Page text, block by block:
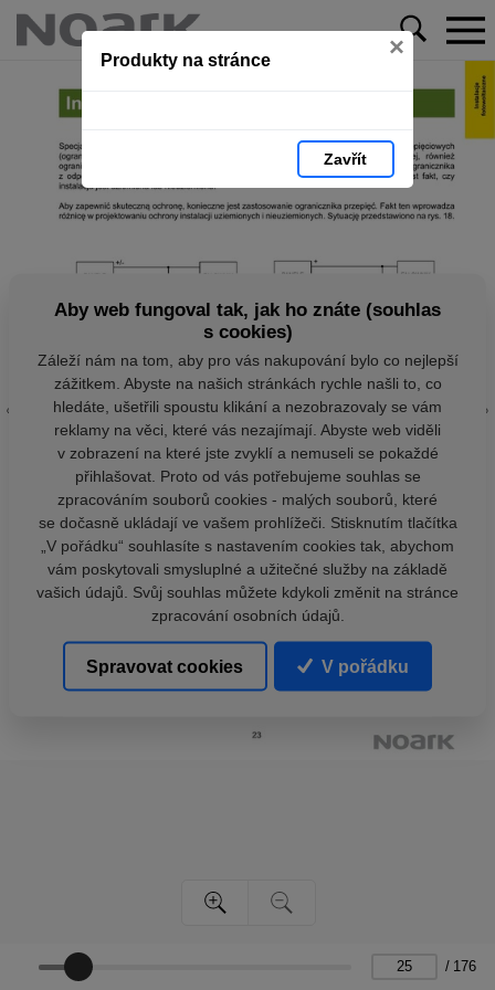
Produkty na stránce ×
Zavřít
/ 176
Aby web fungoval tak, jak ho znáte (souhlas
s cookies)
Záleží nám na tom, aby pro vás nakupování bylo co nejlepší
zážitkem. Abyste na našich stránkách rychle našli to, co
hledáte, ušetřili spoustu klikání a nezobrazovaly se vám
reklamy na věci, které vás nezajímají. Abyste web viděli
v zobrazení na které jste zvyklí a nemuseli se pokaždé
přihlašovat. Proto od vás potřebujeme souhlas se
zpracováním souborů cookies - malých souborů, které
se dočasně ukládají ve vašem prohlížeči. Stisknutím tlačítka
„V pořádku“ souhlasíte s nastavením cookies tak, abychom
vám poskytovali smysluplné a užitečné služby na základě
vašich údajů. Svůj souhlas můžete kdykoli změnit na stránce
zpracování osobních údajů.
Spravovat cookies V pořádku